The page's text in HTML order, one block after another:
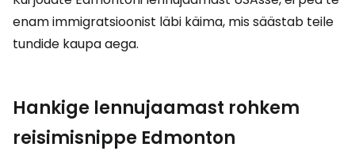
enam immigratsioonist läbi käima, mis säästab teile
tundide kaupa aega.
Hankige lennujaamast rohkem
reisimisnippe Edmonton